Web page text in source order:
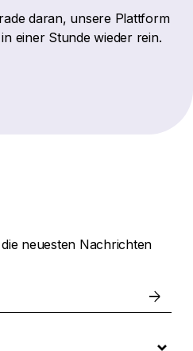
daran, unsere Plattform
einer Stunde wieder rein.
neuesten Nachrichten